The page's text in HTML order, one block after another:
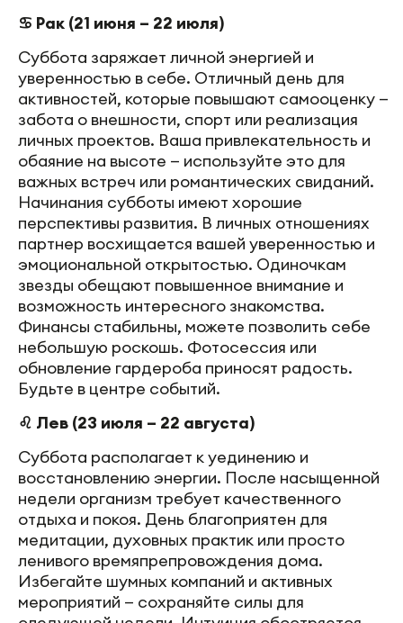
♋ Рак (21 июня – 22 июля)
Суббота заряжает личной энергией и
уверенностью в себе. Отличный день для
активностей, которые повышают самооценку —
забота о внешности, спорт или реализация
личных проектов. Ваша привлекательность и
обаяние на высоте — используйте это для
важных встреч или романтических свиданий.
Начинания субботы имеют хорошие
перспективы развития. В личных отношениях
партнер восхищается вашей уверенностью и
эмоциональной открытостью. Одиночкам
звезды обещают повышенное внимание и
возможность интересного знакомства.
Финансы стабильны, можете позволить себе
небольшую роскошь. Фотосессия или
обновление гардероба приносят радость.
Будьте в центре событий.
♌ Лев (23 июля – 22 августа)
Суббота располагает к уединению и
восстановлению энергии. После насыщенной
недели организм требует качественного
отдыха и покоя. День благоприятен для
медитации, духовных практик или просто
ленивого времяпрепровождения дома.
Избегайте шумных компаний и активных
мероприятий — сохраняйте силы для